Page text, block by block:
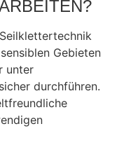
Gebieten
unter
durchführen.